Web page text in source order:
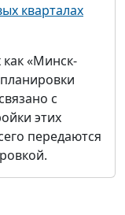
кварталах
как «Минск-
с
этих
передаются